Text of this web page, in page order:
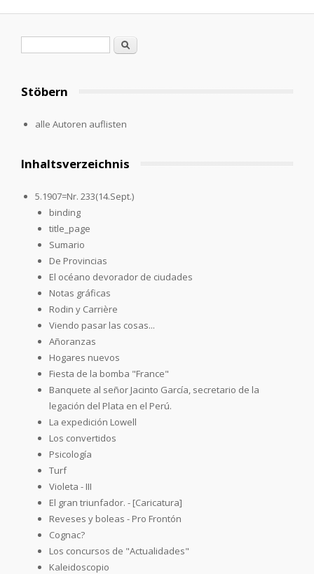
Suche
Stöbern
alle Autoren auflisten
Inhaltsverzeichnis
5.1907=Nr. 233(14.Sept.)
binding
title_page
Sumario
De Provincias
El océano devorador de ciudades
Notas gráficas
Rodin y Carrière
Viendo pasar las cosas...
Añoranzas
Hogares nuevos
Fiesta de la bomba "France"
Banquete al señor Jacinto García, secretario de la
legación del Plata en el Perú.
La expedición Lowell
Los convertidos
Psicología
Turf
Violeta - III
El gran triunfador. - [Caricatura]
Reveses y boleas - Pro Frontón
Cognac?
Los concursos de "Actualidades"
Kaleidoscopio